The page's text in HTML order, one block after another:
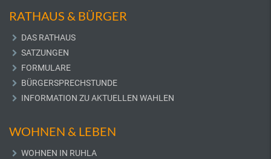
RATHAUS & BÜRGER
DAS RATHAUS
SATZUNGEN
FORMULARE
BÜRGERSPRECHSTUNDE
INFORMATION ZU AKTUELLEN WAHLEN
WOHNEN & LEBEN
WOHNEN IN RUHLA